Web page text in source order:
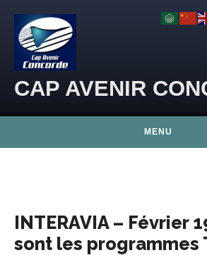
CAP AVENIR
MENU
INTERAVIA – Février
sont les programmes